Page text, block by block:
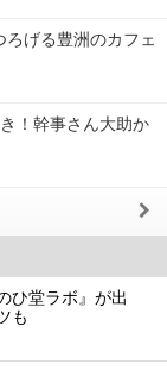
げる豊洲のカフェ
！幹事さん大助か
ひ堂ラボ』が出
も